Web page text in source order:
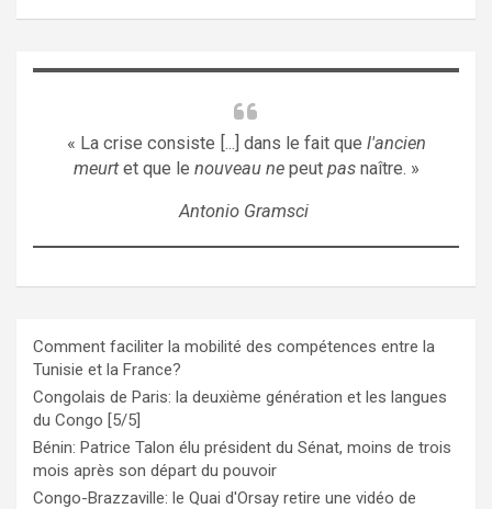
« La crise consiste [...] dans le fait que l'ancien
meurtet que le nouveau nepeut pasnaître. »
Antonio Gramsci
Comment faciliter la mobilité des compétences entre la
Tunisie et la France?
Congolais de Paris: la deuxième génération et les langues
du Congo [5/5]
Bénin: Patrice Talon élu président du Sénat, moins de trois
mois après son départ du pouvoir
Congo-Brazzaville: le Quai d'Orsay retire une vidéo de